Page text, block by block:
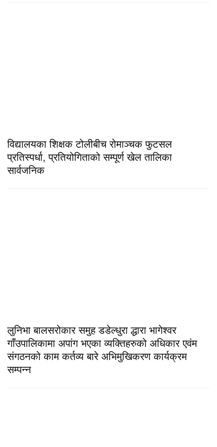
विद्यालयका शिक्षक टोलीबीच रोमाञ्चक फुटसल
प्रतिस्पर्धा, प्रतियोगिताको सम्पूर्ण खेल तालिका
सार्वजनिक
लुनिभा बालसरोकार समुह डडेल्धुरा द्धारा भागेश्वर
गाँउपालिकामा अपांग भएका व्यक्तिहरुको अधिकार एवंम
संगठनको काम कर्तव्य बारे अभिमुखिकरण कार्यक्रम
सम्पन्न